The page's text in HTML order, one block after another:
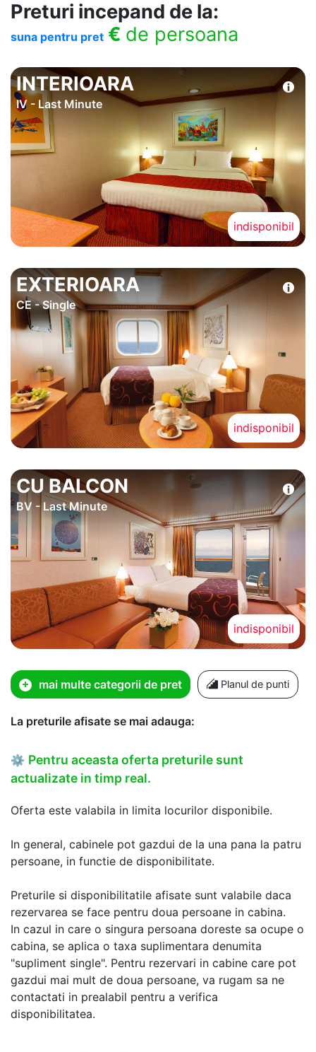
Preturi incepand de la:
suna pentru pret € de persoana
INTERIOARA
IV - Last Minute
indisponibil
EXTERIOARA
CE - Single
indisponibil
CU BALCON
BV - Last Minute
indisponibil
mai multe categorii de pret Planul de punti
La preturile afisate se mai adauga:
⚙ Pentru aceasta oferta preturile sunt
actualizate in timp real.
Oferta este valabila in limita locurilor disponibile.
In general, cabinele pot gazdui de la una pana la patru
persoane, in functie de disponibilitate.
Preturile si disponibilitatile afisate sunt valabile daca
rezervarea se face pentru doua persoane in cabina.
In cazul in care o singura persoana doreste sa ocupe o
cabina, se aplica o taxa suplimentara denumita
"supliment single". Pentru rezervari in cabine care pot
gazdui mai mult de doua persoane, va rugam sa ne
contactati in prealabil pentru a verifica
disponibilitatea.